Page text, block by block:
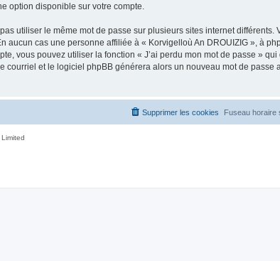
option disponible sur votre compte.
utiliser le même mot de passe sur plusieurs sites internet différents.
aucun cas une personne affiliée à « Korvigelloù An DROUIZIG », à
vous pouvez utiliser la fonction « J’ai perdu mon mot de passe » qui
courriel et le logiciel phpBB générera alors un nouveau mot de passe
Fuseau horaire
Supprimer les cookies